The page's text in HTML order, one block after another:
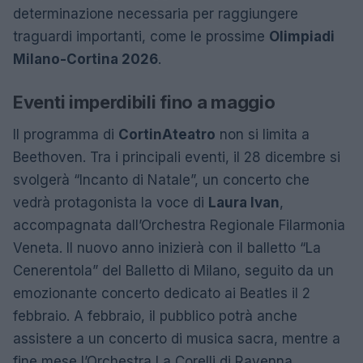
determinazione necessaria per raggiungere
traguardi importanti, come le prossime Olimpiadi
Milano-Cortina 2026.
Eventi imperdibili fino a maggio
Il programma di CortinAteatro non si limita a
Beethoven. Tra i principali eventi, il 28 dicembre si
svolgerà “Incanto di Natale”, un concerto che
vedrà protagonista la voce di Laura Ivan,
accompagnata dall’Orchestra Regionale Filarmonia
Veneta. Il nuovo anno inizierà con il balletto “La
Cenerentola” del Balletto di Milano, seguito da un
emozionante concerto dedicato ai Beatles il 2
febbraio. A febbraio, il pubblico potrà anche
assistere a un concerto di musica sacra, mentre a